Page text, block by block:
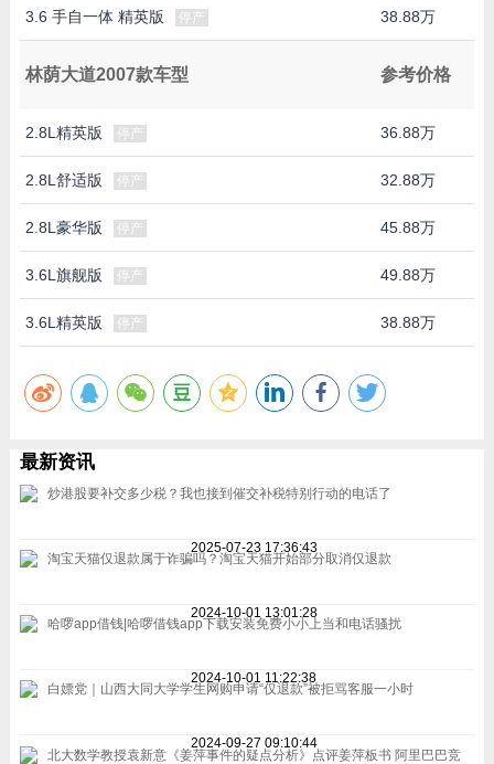
3.6 手自一体 精英版 停产 38.88万
林荫大道2007款车型 参考价格
2.8L精英版 停产 36.88万
2.8L舒适版 停产 32.88万
2.8L豪华版 停产 45.88万
3.6L旗舰版 停产 49.88万
3.6L精英版 停产 38.88万
最新资讯
炒港股要补交多少税？我也接到催交补税特别行动的电话了
2025-07-23 17:36:43
淘宝天猫仅退款属于诈骗吗？淘宝天猫开始部分取消仅退款
2024-10-01 13:01:28
哈啰app借钱|哈啰借钱app下载安装免费小小上当和电话骚扰
2024-10-01 11:22:38
白嫖党｜山西大同大学学生网购申请“仅退款”被拒骂客服一小时
2024-09-27 09:10:44
北大数学教授袁新意《姜萍事件的疑点分析》点评姜萍板书 阿里巴巴竞